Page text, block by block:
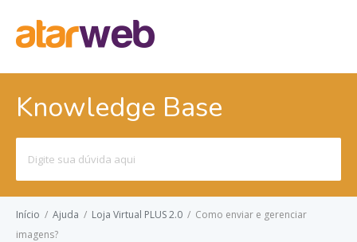
Knowledge Base
por:
Início / Ajuda / Loja Virtual PLUS 2.0 / Como enviar e gerenciar
imagens?